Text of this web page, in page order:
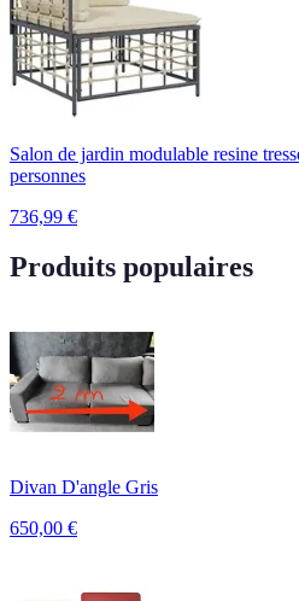
Salon de jardin modulable resine
personnes
736,99 €
Produits populaires
Divan D'angle Gris
650,00 €